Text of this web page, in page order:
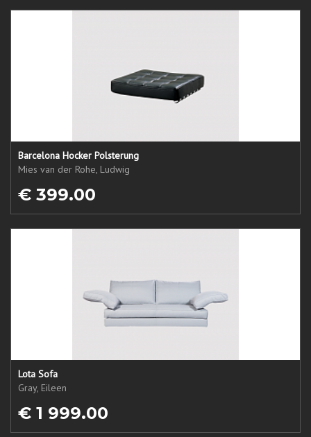
Barcelona Hocker Polsterung
Mies van der Rohe, Ludwig
€ 399.00
Lota Sofa
Gray, Eileen
€ 1 999.00